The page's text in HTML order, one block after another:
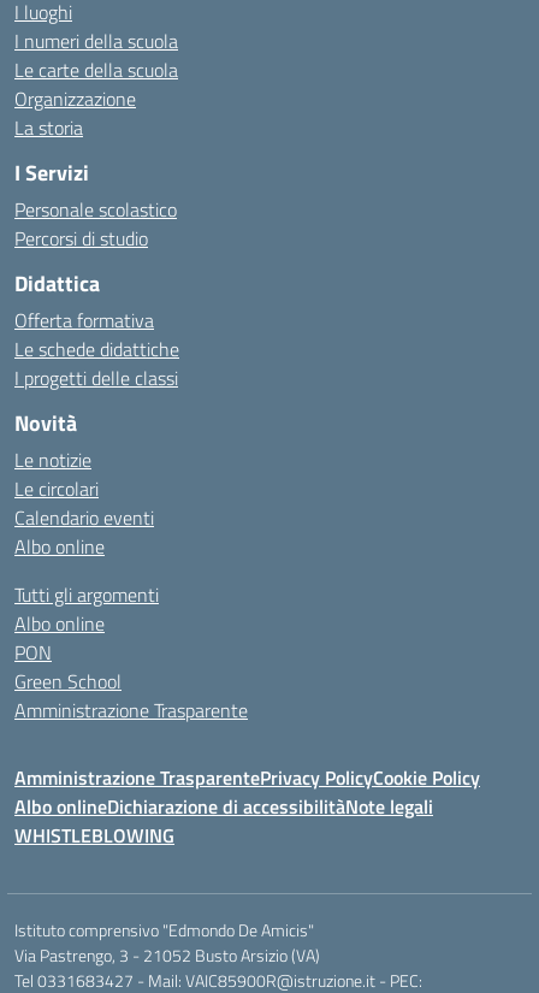
I luoghi
I numeri della scuola
Le carte della scuola
Organizzazione
La storia
I Servizi
Personale scolastico
Percorsi di studio
Didattica
Offerta formativa
Le schede didattiche
I progetti delle classi
Novità
Le notizie
Le circolari
Calendario eventi
Albo online
Tutti gli argomenti
Albo online
PON
Green School
Amministrazione Trasparente
Amministrazione TrasparentePrivacy PolicyCookie Policy
Albo onlineDichiarazione di accessibilitàNote legali
WHISTLEBLOWING
Istituto comprensivo "Edmondo De Amicis"
Via Pastrengo, 3 - 21052 Busto Arsizio (VA)
Tel 0331683427 - Mail: VAIC85900R@istruzione.it - PEC: